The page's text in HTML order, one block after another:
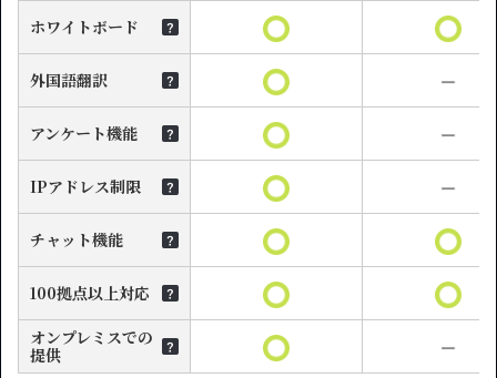
ホワイトボード
外国語翻訳
アンケート機能
IPアドレス制限
チャット機能
100拠点以上対応
オンプレミスでの
提供